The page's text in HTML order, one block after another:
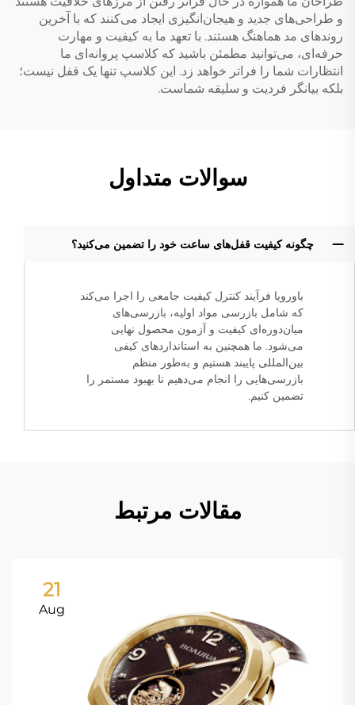
و طراحی‌های جدید و هیجان‌انگیزی ایجاد می‌کنند که با آخرین
روندهای مد هماهنگ هستند. با تعهد ما به کیفیت و مهارت
حرفه‌ای، می‌توانید مطمئن باشید که کلاسپ پروانه‌ای ما
انتظارات شما را فراتر خواهد زد. این کلاسپ تنها یک قفل نیست؛
بلکه بیانگر فردیت و سلیقه شماست.
سوالات متداول
چگونه کیفیت قفل‌های ساعت خود را تضمین می‌کنید؟
باورویا فرآیند کنترل کیفیت جامعی را اجرا می‌کند
که شامل بازرسی مواد اولیه، بازرسی‌های
میان‌دوره‌ای کیفیت و آزمون محصول نهایی
می‌شود. ما همچنین به استانداردهای کیفی
بین‌المللی پایبند هستیم و به‌طور منظم
بازرسی‌هایی را انجام می‌دهیم تا بهبود مستمر را
تضمین کنیم.
مقالات مرتبط
21
Aug